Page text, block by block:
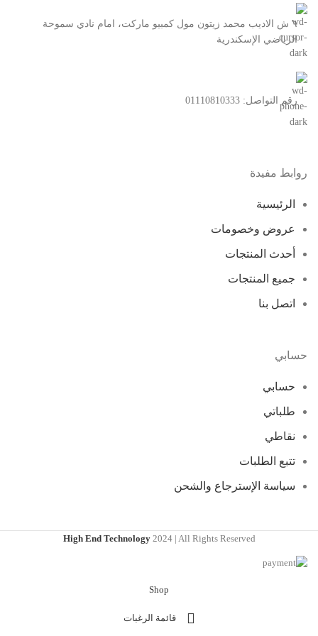
٦ ش الاديب محمد زيتون مول كمبيو ماركت، امام نادي سموحة
الرياضي الإسكندرية
رقم التواصل: 01110810333
روابط مفيدة
الرئيسية
عروض وخصومات
أحدث المنتجات
جميع المنتجات
اتصل بنا
حسابي
حسابي
طلباتي
نقاطي
تتبع الطلبات
سياسة الإسترجاع والشحن
High End Technology 2024 | All Rights Reserved
Shop
قائمة الرغبات